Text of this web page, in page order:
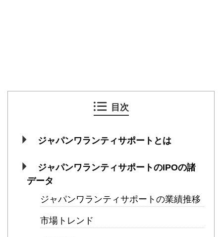
目次
ジャパンワランティサポートとは
ジャパンワランティサポートのIPOの諸
データ
ジャパンワランティサポートの業績推移
市場トレンド